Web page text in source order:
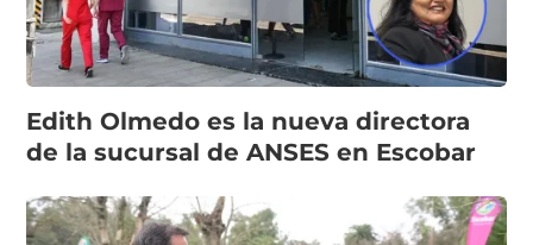
Edith Olmedo es la nueva directora
de la sucursal de ANSES en Escobar